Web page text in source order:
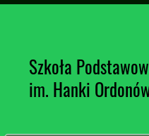
Szkoła
im. Hanki